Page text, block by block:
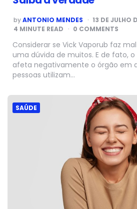
POSTED
BY
byANTONIO MENDES
13 DE JULHO
4 MINUTE READ 0 COMMENTS
Considerar se Vick Vaporub faz
uma dúvida de muitos. E de fato,
afeta negativamente o órgão em
pessoas utilizam…
SAÚDE